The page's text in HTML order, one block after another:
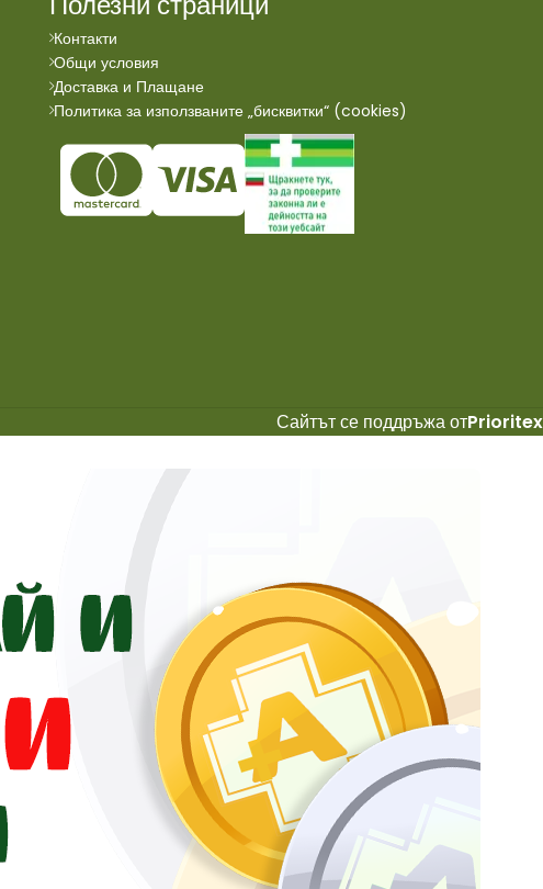
Контакти
Общи условия
Доставка и Плащане
Политика за използваните „бисквитки“ (cookies)
Сайтът се поддръжа отPrioritex